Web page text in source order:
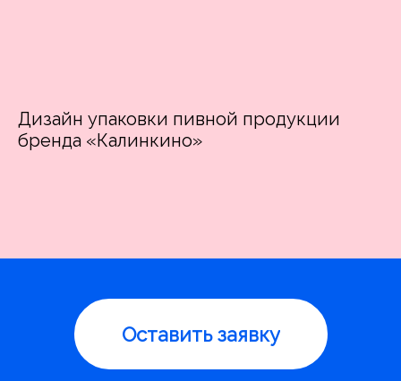
Дизайн упаковки пивной продукции
бренда «Калинкино»
Оставить заявку